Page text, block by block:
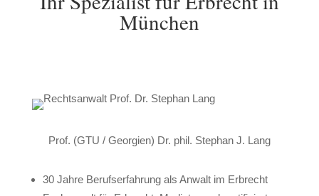
München
Prof. (GTU / Georgien) Dr. phil. Stephan J. Lang
30 Jahre Berufserfahrung als Anwalt im Erbrecht